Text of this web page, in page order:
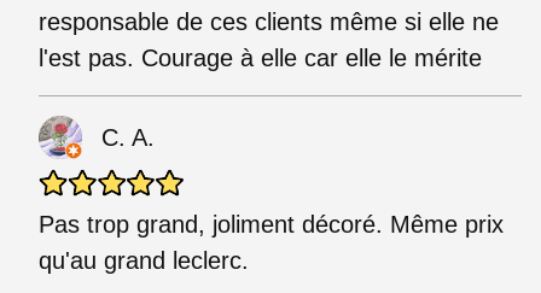
responsable de ces clients même si elle ne
l'est pas. Courage à elle car elle le mérite
C. A.
Pas trop grand, joliment décoré. Même prix
qu'au grand leclerc.